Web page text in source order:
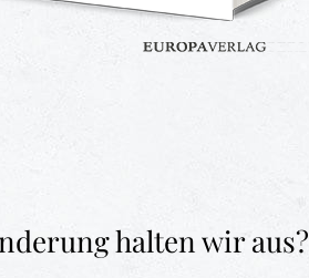
halten wir aus?